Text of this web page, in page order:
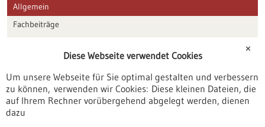
Allgemein
Fachbeiträge
Veranstaltungen
Erscheinungsdatum
✕
Diese Webseite verwendet Cookies
Um unsere Webseite für Sie optimal gestalten und verbessern
zu können, verwenden wir Cookies: Diese kleinen Dateien, die
auf Ihrem Rechner vorübergehend abgelegt werden, dienen
dazu